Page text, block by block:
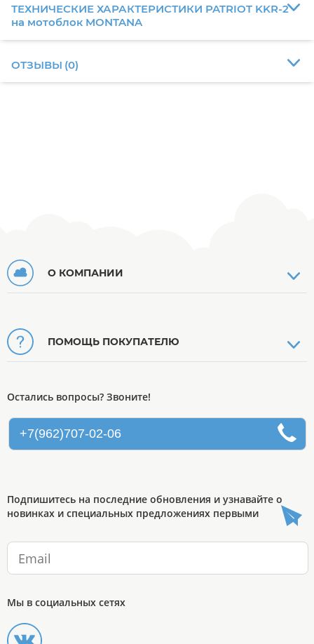
ТЕХНИЧЕСКИЕ ХАРАКТЕРИСТИКИ PATRIOT KKR-2
на мотоблок MONTANA
ОТЗЫВЫ (0)
О КОМПАНИИ
ПОМОЩЬ ПОКУПАТЕЛЮ
Остались вопросы? Звоните!
+7(962)707-02-06
Подпишитесь на последние обновления и узнавайте о
новинках и специальных предложениях первыми
Мы в социальных сетях